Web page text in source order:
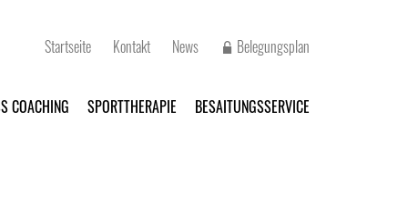
Startseite Kontakt News Belegungsplan
COACHING SPORTTHERAPIE BESAITUNGSSERVICE